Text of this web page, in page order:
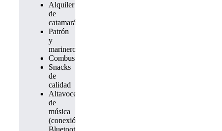
Alquiler
de
catamarán
Patrón
y
marinero
Combustible
Snacks
de
calidad
Altavoces
de
música
(conexión
Bluetooth)